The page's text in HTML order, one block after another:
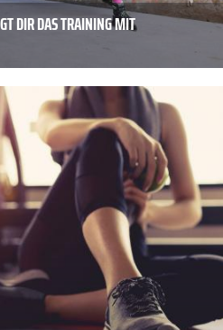
DIR DAS TRAINING MIT